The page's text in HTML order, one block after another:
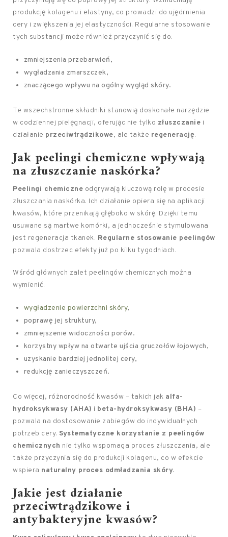
produkcję kolagenu i elastyny, co prowadzi do ujędrnienia
cery i zwiększenia jej elastyczności. Regularne stosowanie
tych substancji może również przyczynić się do:
zmniejszenia przebarwień,
wygładzania zmarszczek,
znaczącego wpływu na ogólny wygląd skóry.
Te wszechstronne składniki stanowią doskonałe narzędzie
w codziennej pielęgnacji, oferując nie tylko złuszczanie i
działanie przeciwtrądzikowe, ale także regenerację.
Jak peelingi chemiczne wpływają
na złuszczanie naskórka?
Peelingi chemiczne odgrywają kluczową rolę w procesie
złuszczania naskórka. Ich działanie opiera się na aplikacji
kwasów, które przenikają głęboko w skórę. Dzięki temu
usuwane są martwe komórki, a jednocześnie stymulowana
jest regeneracja tkanek. Regularne stosowanie peelingów
pozwala dostrzec efekty już po kilku tygodniach.
Wśród głównych zalet peelingów chemicznych można
wymienić:
wygładzenie powierzchni skóry,
poprawę jej struktury,
zmniejszenie widoczności porów.
korzystny wpływ na otwarte ujścia gruczołów łojowych,
uzyskanie bardziej jednolitej cery,
redukcję zanieczyszczeń.
Co więcej, różnorodność kwasów – takich jak alfa-
hydroksykwasy (AHA) i beta-hydroksykwasy (BHA) –
pozwala na dostosowanie zabiegów do indywidualnych
potrzeb cery. Systematyczne korzystanie z peelingów
chemicznych nie tylko wspomaga proces złuszczania, ale
także przyczynia się do produkcji kolagenu, co w efekcie
wspiera naturalny proces odmładzania skóry.
Jakie jest działanie
przeciwtrądzikowe i
antybakteryjne kwasów?